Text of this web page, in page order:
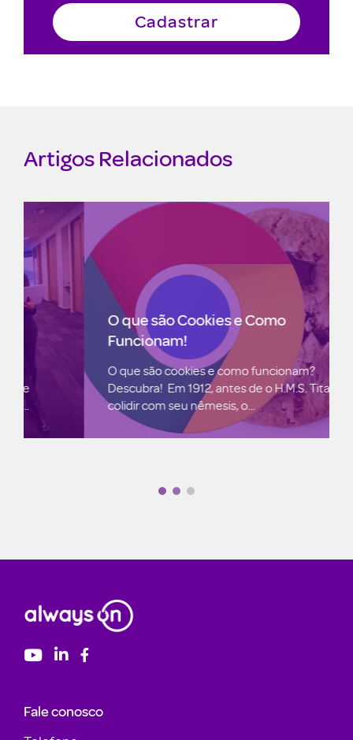
Artigos Relacionados
O que são Cookies e Como
Funcionam!
O que são cookies e como funcionam?
Descubra! Em 1912, antes de o H.M.S. Titanic
colidir com seu nêmesis, o...
Fale conosco